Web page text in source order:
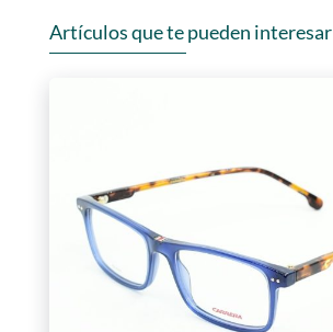
Artículos que te pueden interesar